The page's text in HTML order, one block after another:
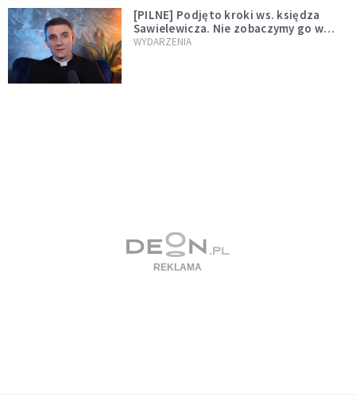
[PILNE] Podjęto kroki ws. księdza
Sawielewicza. Nie zobaczymy go w
mediach
WYDARZENIA